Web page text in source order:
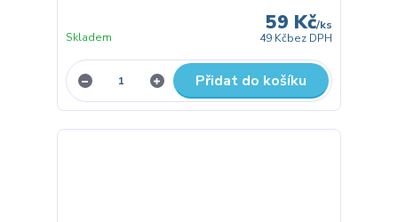
59 Kč/ks
49 Kčbez DPH
Skladem
Přidat do košíku